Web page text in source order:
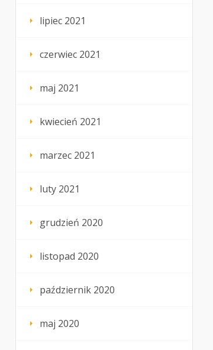
lipiec 2021
czerwiec 2021
maj 2021
kwiecień 2021
marzec 2021
luty 2021
grudzień 2020
listopad 2020
październik 2020
maj 2020